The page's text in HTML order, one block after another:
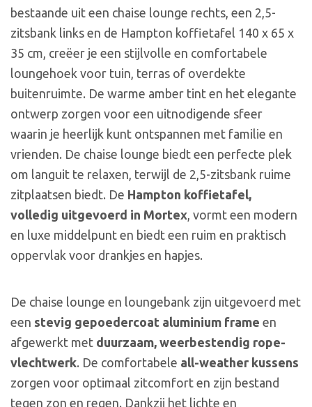
bestaande uit een chaise lounge rechts, een 2,5-
zitsbank links en de Hampton koffietafel 140 x 65 x
35 cm, creëer je een stijlvolle en comfortabele
loungehoek voor tuin, terras of overdekte
buitenruimte. De warme amber tint en het elegante
ontwerp zorgen voor een uitnodigende sfeer
waarin je heerlijk kunt ontspannen met familie en
vrienden. De chaise lounge biedt een perfecte plek
om languit te relaxen, terwijl de 2,5-zitsbank ruime
zitplaatsen biedt. De Hampton koffietafel,
volledig uitgevoerd in Mortex, vormt een modern
en luxe middelpunt en biedt een ruim en praktisch
oppervlak voor drankjes en hapjes.
De chaise lounge en loungebank zijn uitgevoerd met
een stevig gepoedercoat aluminium frame en
afgewerkt met duurzaam, weerbestendig rope-
vlechtwerk. De comfortabele all-weather kussens
zorgen voor optimaal zitcomfort en zijn bestand
tegen zon en regen. Dankzij het lichte en